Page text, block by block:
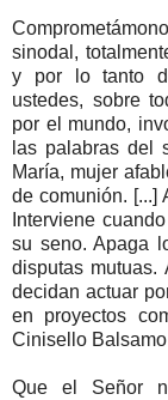
sinodal,
y por lo tanto
ustedes, sobre
por el mundo,
las palabras del
María, mujer
de comunión. [...]
Interviene
su seno. Apaga
disputas mutuas.
decidan actuar
en proyectos
Cinisello
Que el Señor